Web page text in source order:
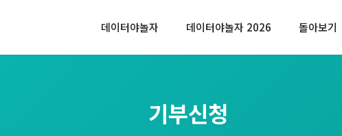
데이터야놀자 데이터야놀자 2026 돌아보기
기부신청